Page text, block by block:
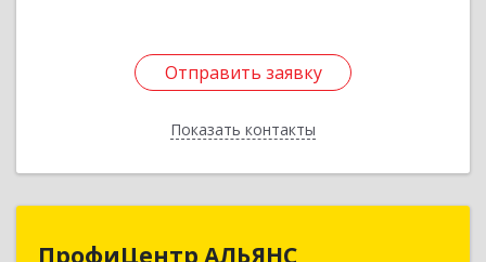
Отправить заявку
Показать контакты
Отправить заявку
Назад
ПрофиЦентр АЛЬЯНС